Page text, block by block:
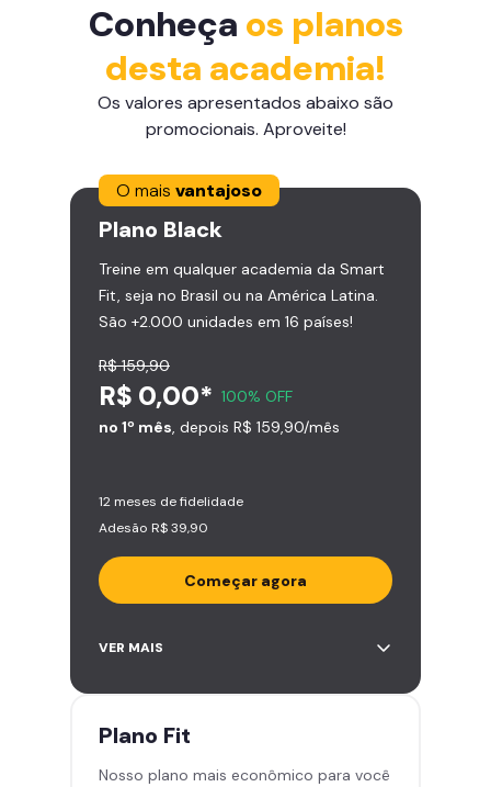
Conheça os planos
desta academia!
Os valores apresentados abaixo são
promocionais. Aproveite!
O mais vantajoso
Plano Black
Treine em qualquer academia da Smart
Fit, seja no Brasil ou na América Latina.
São +2.000 unidades em 16 países!
R$ 159,90
R$ 0,00* 100% OFF
no 1º mês, depois R$ 159,90/mês
12 meses de fidelidade
Adesão R$ 39,90
Começar agora
Acesso ilimitado a +2.000
Leve 5 amigos por mês para
Cadeira de massagem
Skeelo App (Audiobook)*
VER MAIS
Plano Fit
Nosso plano mais econômico para você